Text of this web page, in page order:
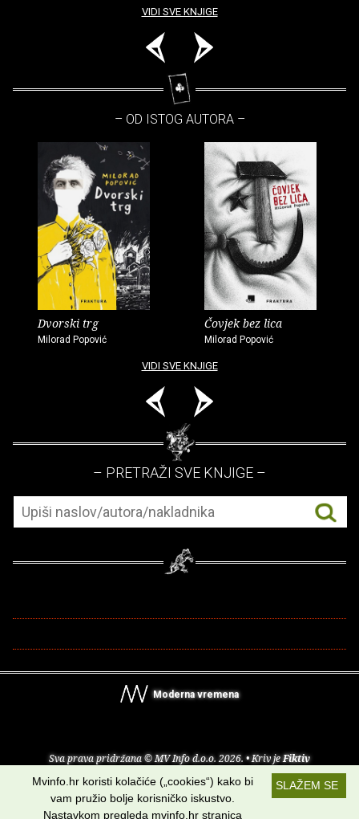
VIDI SVE KNJIGE
– OD ISTOG AUTORA –
Dvorski trg
Milorad Popović
Čovjek bez lica
Milorad Popović
VIDI SVE KNJIGE
– PRETRAŽI SVE KNJIGE –
Moderna vremena
Sva prava pridržana © MV Info d.o.o. 2026. • Kriv jeFiktiv
Uvjeti korištenja RSS kanaliSLAŽEM SE
Mvinfo.hr koristi kolačiće („cookies“) kako bi
vam pružio bolje korisničko iskustvo.
Nastavkom pregleda mvinfo.hr stranica